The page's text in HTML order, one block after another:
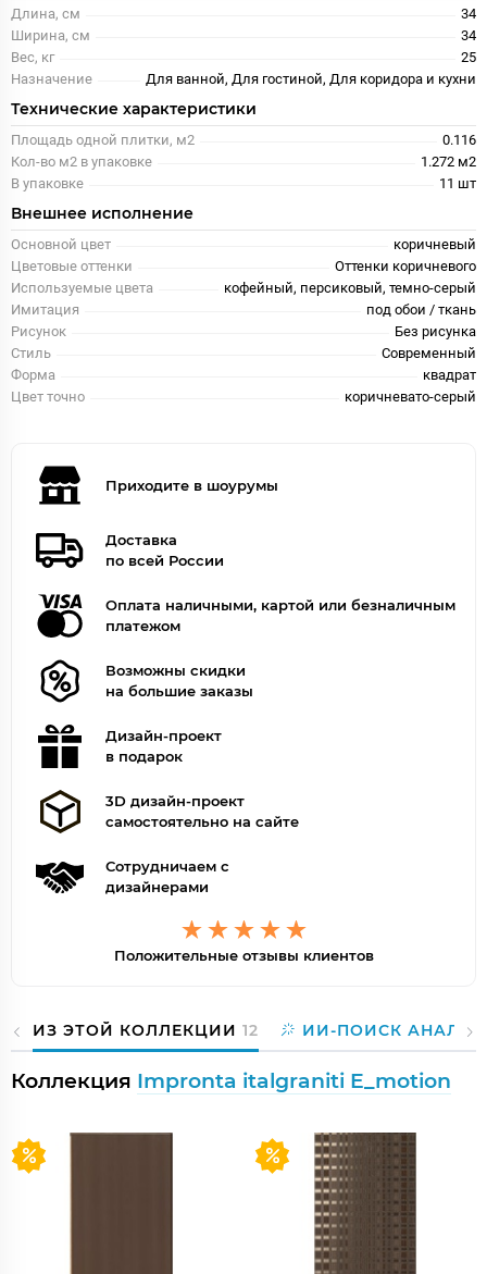
Длина, см
34
Ширина, см
34
Вес, кг
25
Назначение
Для ванной, Для гостиной, Для коридора и кухни
Технические характеристики
Площадь одной плитки, м2
0.116
Кол-во м2 в упаковке
1.272 м2
В упаковке
11 шт
Внешнее исполнение
Основной цвет
коричневый
Цветовые оттенки
Оттенки коричневого
Используемые цвета
кофейный, персиковый, темно-серый
Имитация
под обои / ткань
Рисунок
Без рисунка
Стиль
Современный
Форма
квадрат
Цвет точно
коричневато-серый
Приходите в шоурумы
Доставка
по всей России
Оплата наличными, картой или безналичным
платежом
Возможны скидки
на большие заказы
Дизайн-проект
в подарок
3D дизайн-проект
самостоятельно на сайте
Сотрудничаем с
дизайнерами
Положительные отзывы клиентов
ИЗ ЭТОЙ КОЛЛЕКЦИИ 12 ИИ-ПОИСК
Коллекция Impronta italgraniti E_motion